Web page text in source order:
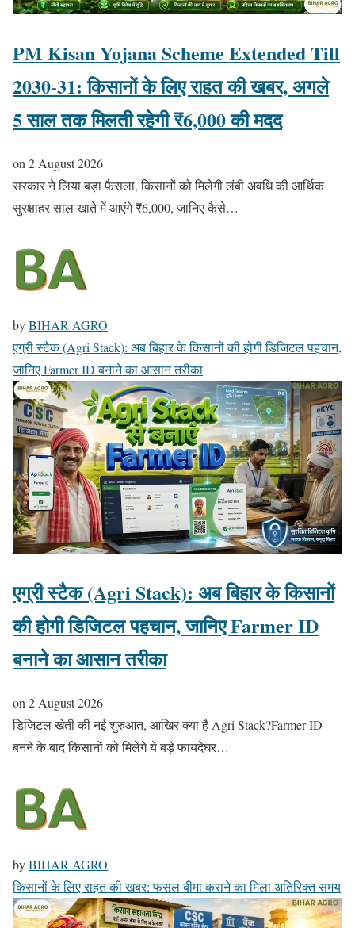
PM Kisan Yojana Scheme Extended Till
2030-31: किसानों के लिए राहत की खबर, अगले
5 साल तक मिलती रहेगी ₹6,000 की मदद
on 2 August 2026
सरकार ने लिया बड़ा फैसला, किसानों को मिलेगी लंबी अवधि की आर्थिक
सुरक्षाहर साल खाते में आएंगे ₹6,000, जानिए कैसे…
byBIHAR AGRO
एग्री स्टैक (Agri Stack): अब बिहार के किसानों की होगी डिजिटल पहचान,
जानिए Farmer ID बनाने का आसान तरीका
एग्री स्टैक (Agri Stack): अब बिहार के किसानों
की होगी डिजिटल पहचान, जानिए Farmer ID
बनाने का आसान तरीका
on 2 August 2026
डिजिटल खेती की नई शुरुआत, आखिर क्या है Agri Stack?Farmer ID
बनने के बाद किसानों को मिलेंगे ये बड़े फायदेघर…
byBIHAR AGRO
किसानों के लिए राहत की खबर: फसल बीमा कराने का मिला अतिरिक्त समय